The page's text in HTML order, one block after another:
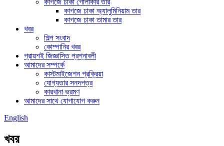
কাগজে ঢাকা গোলাকার তার
কাগজে ঢাকা অ্যালুমিনিয়াম তার
কাগজে ঢাকা তামার তার
খবর
শিল্প সংবাদ
কোম্পানির খবর
প্রায়শই জিজ্ঞাসিত প্রশ্নাবলী
আমাদের সম্পর্কে
কাস্টমাইজেশন প্রক্রিয়া
যোগ্যতার সনদপত্র
কারখানা ভ্রমণ
আমাদের সাথে যোগাযোগ করুন
English
খবর